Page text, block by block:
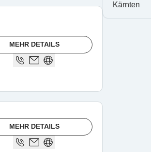
MEHR DETAILS
MEHR DETAILS
Kärnten